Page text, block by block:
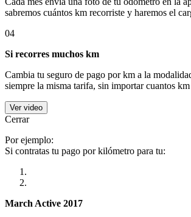
sabremos cuántos km recorriste y haremos el
04
Si recorres muchos km
Cambia tu seguro de pago por km a la
siempre la misma tarifa, sin importar cuantos km
Ver video
Cerrar
Por ejemplo:
Si contratas tu pago por kilómetro para tu:
March Active 2017